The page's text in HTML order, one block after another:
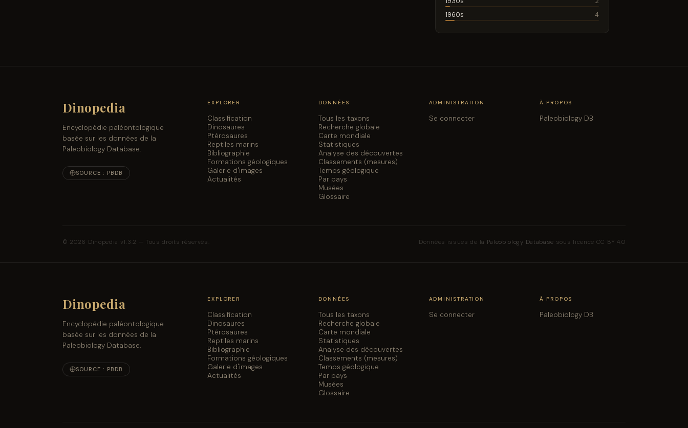
1960s
4
Dinopedia
Encyclopédie paléontologique
basée sur les données de la
Paleobiology Database.
SOURCE : PBDB
EXPLORER
Classification
Dinosaures
Ptérosaures
Reptiles marins
Bibliographie
Formations géologiques
Galerie d'images
Actualités
DONNÉES
Tous les taxons
Recherche globale
Carte mondiale
Statistiques
Analyse des découvertes
Classements (mesures)
Temps géologique
Par pays
Musées
Glossaire
ADMINISTRATION
Se connecter
À PROPOS
Paleobiology DB
© 2026 Dinopedia v1.3.2 — Tous droits réservés. Données issues de la Paleobiology Database sous licence CC BY 4.0
Dinopedia
Encyclopédie paléontologique
basée sur les données de la
Paleobiology Database.
SOURCE : PBDB
EXPLORER
Classification
Dinosaures
Ptérosaures
Reptiles marins
Bibliographie
Formations géologiques
Galerie d'images
Actualités
DONNÉES
Tous les taxons
Recherche globale
Carte mondiale
Statistiques
Analyse des découvertes
Classements (mesures)
Temps géologique
Par pays
Musées
Glossaire
ADMINISTRATION
Se connecter
À PROPOS
Paleobiology DB